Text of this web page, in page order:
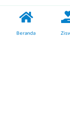
Beranda